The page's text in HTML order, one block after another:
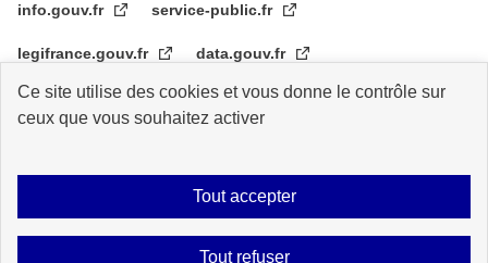
Ce site utilise des cookies et vous donne le contrôle sur
ceux que vous souhaitez activer
Tout accepter
Tout refuser
info.gouv.fr service-public.fr
legifrance.gouv.fr data.gouv.fr
transformation.gouv.fr
Archive Statistiques de consultation Logos Données personnelles